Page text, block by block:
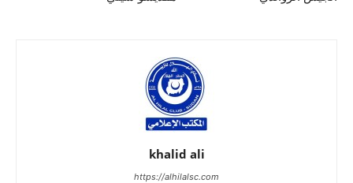
khalid ali
https://alhilalsc.com